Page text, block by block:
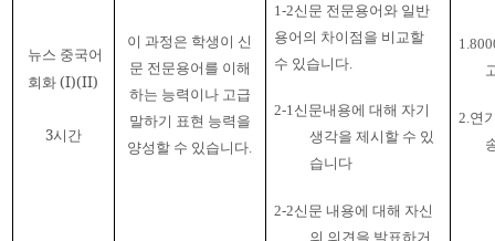
뉴스 중국어
회화(I)(II)
3시간
이 과정은 학생이 신
문 전문용어를 이해
하는 능력이나 고급
말하기 표현 능력을
양성할 수 있습니다
1-2신문 전문용어와 일반
용어의 차이점을 비교할
수 있습니다.
2-1신문내용에 대해 자기
생각을 제시할 수 있
습니다
2-2신문 내용에 대해 자신
의 의견을 발표하거
2.연